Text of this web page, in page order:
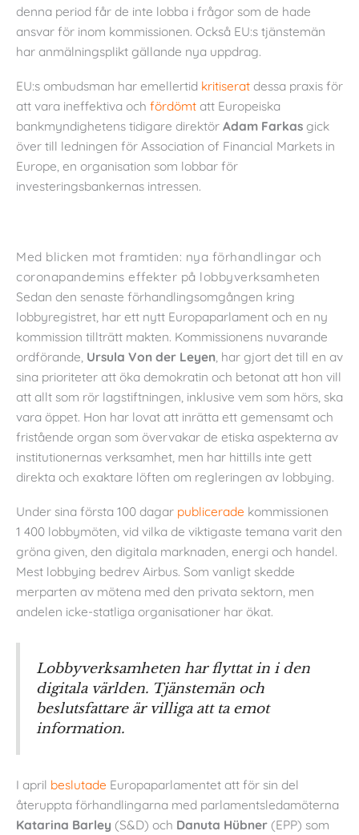
denna period får de inte lobba i frågor som de hade
ansvar för inom kommissionen. Också EU:s tjänstemän
har anmälningsplikt gällande nya uppdrag.
EU:s ombudsman har emellertid kritiserat dessa praxis för
att vara ineffektiva och fördömt att Europeiska
bankmyndighetens tidigare direktör Adam Farkas gick
över till ledningen för Association of Financial Markets in
Europe, en organisation som lobbar för
investeringsbankernas intressen.
Med blicken mot framtiden: nya förhandlingar och
coronapandemins effekter på lobbyverksamheten
Sedan den senaste förhandlingsomgången kring
lobbyregistret, har ett nytt Europaparlament och en ny
kommission tillträtt makten. Kommissionens nuvarande
ordförande, Ursula Von der Leyen , har gjort det till en av
sina prioriteter att öka demokratin och betonat att hon vill
att allt som rör lagstiftningen, inklusive vem som hörs, ska
vara öppet. Hon har lovat att inrätta ett gemensamt och
fristående organ som övervakar de etiska aspekterna av
institutionernas verksamhet, men har hittills inte gett
direkta och exaktare löften om regleringen av lobbying.
Under sina första 100 dagar publicerade kommissionen
1 400 lobbymöten, vid vilka de viktigaste temana varit den
gröna given, den digitala marknaden, energi och handel.
Mest lobbying bedrev Airbus. Som vanligt skedde
merparten av mötena med den privata sektorn, men
andelen icke-statliga organisationer har ökat.
Lobbyverksamheten har flyttat in i den
digitala världen. Tjänstemän och
beslutsfattare är villiga att ta emot
information.
I april beslutade Europaparlamentet att för sin del
återuppta förhandlingarna med parlamentsledamöterna
Katarina Barley (S&D) och Danuta Hübner (EPP) som